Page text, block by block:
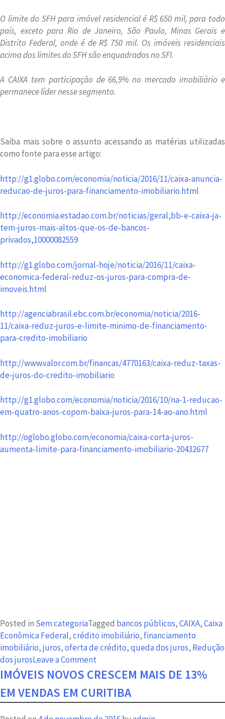
O limite do SFH para imóvel residencial é R$ 650 mil, para todo
país, exceto para Rio de Janeiro, São Paulo, Minas Gerais e
Distrito Federal, onde é de R$ 750 mil. Os imóveis residenciais
acima dos limites do SFH são enquadrados no SFI.
A CAIXA tem participação de 66,9% no mercado imobiliário e
permanece líder nesse segmento.
Saiba mais sobre o assunto acessando as matérias utilizadas
como fonte para esse artigo:
http://g1.globo.com/economia/noticia/2016/11/caixa-anuncia-
reducao-de-juros-para-financiamento-imobiliario.html
http://economia.estadao.com.br/noticias/geral,bb-e-caixa-ja-
tem-juros-mais-altos-que-os-de-bancos-
privados,10000082559
http://g1.globo.com/jornal-hoje/noticia/2016/11/caixa-
economica-federal-reduz-os-juros-para-compra-de-
imoveis.html
http://agenciabrasil.ebc.com.br/economia/noticia/2016-
11/caixa-reduz-juros-e-limite-minimo-de-financiamento-
para-credito-imobiliario
http://www.valor.com.br/financas/4770163/caixa-reduz-taxas-
de-juros-do-credito-imobiliario
http://g1.globo.com/economia/noticia/2016/10/na-1-reducao-
em-quatro-anos-copom-baixa-juros-para-14-ao-ano.html
http://oglobo.globo.com/economia/caixa-corta-juros-
aumenta-limite-para-financiamento-imobiliario-20432677
Posted in Sem categoriaTagged bancos públicos,CAIXA,Caixa
Econômica Federal,crédito imobiliário, financiamento
imobiliário,juros,oferta de crédito,queda dos juros, Redução
dos jurosLeave a Comment
Redução
juros
IMÓVEIS NOVOS CRESCEM MAIS DE 13%
EM VENDAS EM CURITIBA